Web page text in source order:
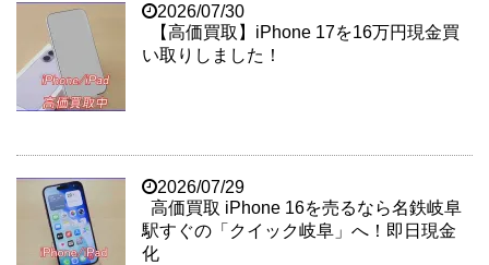
2026/07/30
【高価買取】iPhone 17を16万円現金買
い取りしました！
2026/07/29
高価買取 iPhone 16を売るなら名鉄岐阜
駅すぐの「クイック岐阜」へ！即日現金
化